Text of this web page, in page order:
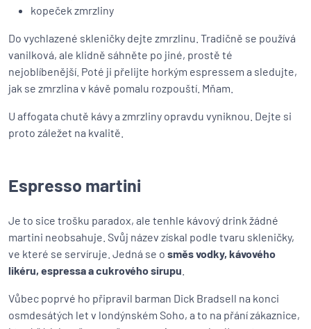
kopeček zmrzliny
Do vychlazené skleničky dejte zmrzlinu. Tradičně se používá
vanilková, ale klidně sáhněte po jiné, prostě té
nejoblíbenější. Poté ji přelijte horkým espressem a sledujte,
jak se zmrzlina v kávě pomalu rozpouští. Mňam.
U affogata chutě kávy a zmrzliny opravdu vyniknou. Dejte si
proto záležet na kvalitě.
Espresso martini
Je to sice trošku paradox, ale tenhle kávový drink žádné
martini neobsahuje. Svůj název získal podle tvaru skleničky,
ve které se servíruje. Jedná se o směs vodky, kávového
likéru, espressa a cukrového sirupu
Vůbec poprvé ho připravil barman Dick Bradsell na konci
osmdesátých let v londýnském Soho, a to na přání zákaznice,